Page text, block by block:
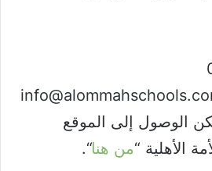
الوصول إلى الموقع
الأهلية “من هنا“.